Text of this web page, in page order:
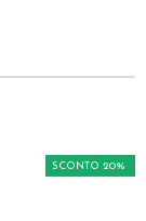
SCONTO 20%